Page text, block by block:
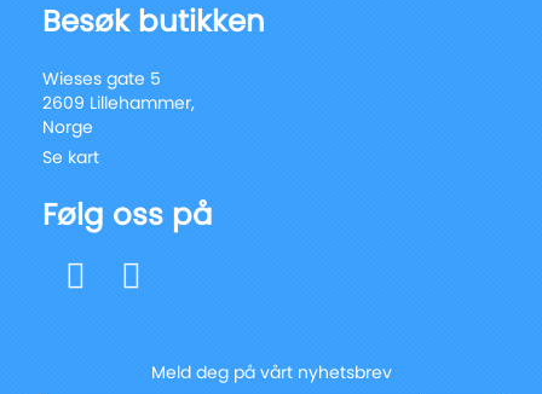
Besøk butikken
Wieses gate 5
2609 Lillehammer,
Norge
Se kart
Følg oss på
Meld deg på vårt nyhetsbrev